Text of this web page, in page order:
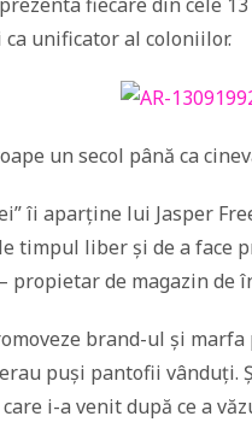
unificator al coloniilor.
un secol până ca
îi aparține lui Jasper
timpul liber și de a
de magazin de
brand-ul și
puși pantofii
i-a venit după ce a